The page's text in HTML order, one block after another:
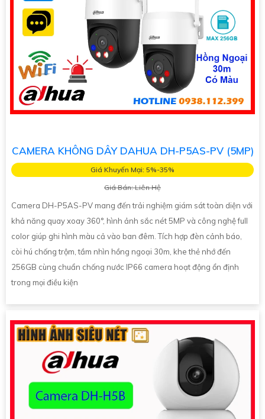
CAMERA KHÔNG DÂY DAHUA DH-P5AS-PV (5MP)
Giá Khuyến Mại: 5%-35%
Giá Bán: Liên Hệ
Camera DH-P5AS-PV mang đến trải nghiệm giám sát toàn diện với
khả năng quay xoay 360°, hình ảnh sắc nét 5MP và công nghệ full
color giúp ghi hình màu cả vào ban đêm. Tích hợp đèn cảnh báo,
còi hú chống trộm, tầm nhìn hồng ngoại 30m, khe thẻ nhớ đến
256GB cùng chuẩn chống nước IP66 camera hoạt động ổn định
trong mọi điều kiện